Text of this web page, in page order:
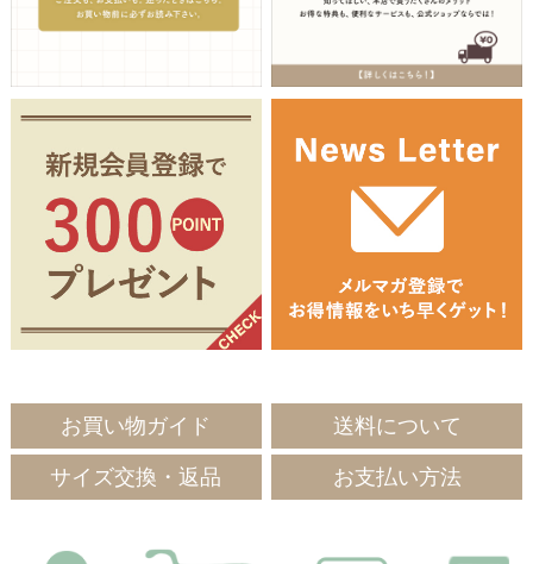
お買い物ガイド 送料について
サイズ交換・返品 お支払い方法